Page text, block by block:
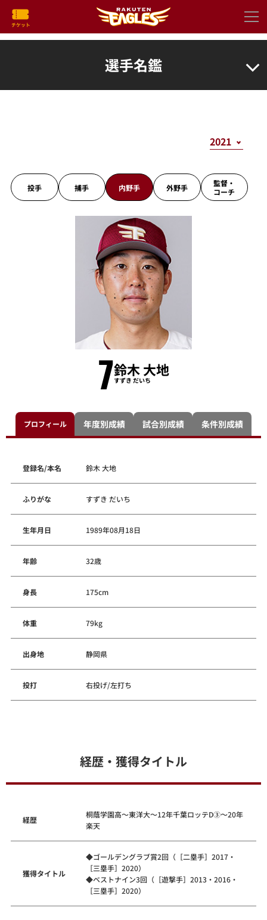
選手名鑑
投手 捕手 内野手 外野手
監督・
コーチ
7鈴木 大地
すずき だいち
プロフィール 年度別成績 試合別成績 条件別成績
登録名/本名 鈴木 大地
ふりがな すずき だいち
生年月日 1989年08月18日
年齢 32歳
身長 175cm
体重 79kg
出身地 静岡県
投打 右投げ/左打ち
経歴・獲得タイトル
経歴
桐蔭学園高～東洋大～12年千葉ロッテD③～20年
楽天
獲得タイトル
◆ゴールデングラブ賞2回（［二塁手］2017・
［三塁手］2020）
◆ベストナイン3回（［遊撃手］2013・2016・
［三塁手］2020）